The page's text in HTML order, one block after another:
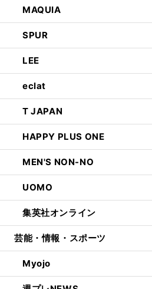
MAQUIA
SPUR
LEE
eclat
T JAPAN
HAPPY PLUS ONE
MEN'S NON-NO
UOMO
集英社オンライン
芸能・情報・スポーツ
Myojo